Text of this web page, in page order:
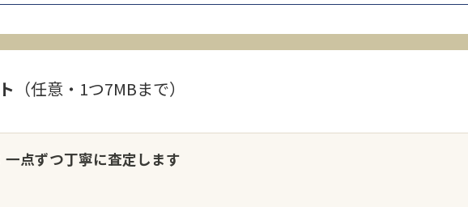
（任意・1つ7MBまで）
点ずつ丁寧に査定します